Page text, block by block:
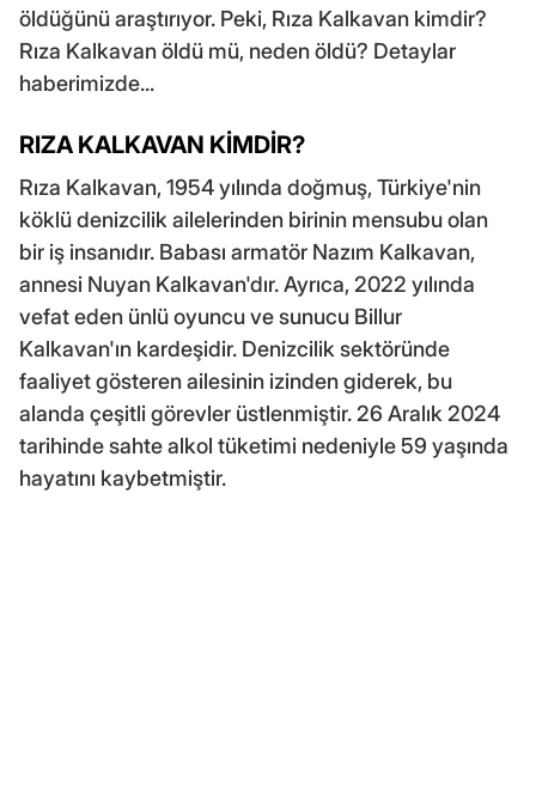
öldüğünü araştırıyor. Peki, Rıza Kalkavan kimdir?
Rıza Kalkavan öldü mü, neden öldü? Detaylar
haberimizde...
RIZA KALKAVAN KİMDİR?
Rıza Kalkavan, 1954 yılında doğmuş, Türkiye'nin
köklü denizcilik ailelerinden birinin mensubu olan
bir iş insanıdır. Babası armatör Nazım Kalkavan,
annesi Nuyan Kalkavan'dır. Ayrıca, 2022 yılında
vefat eden ünlü oyuncu ve sunucu Billur
Kalkavan'ın kardeşidir. Denizcilik sektöründe
faaliyet gösteren ailesinin izinden giderek, bu
alanda çeşitli görevler üstlenmiştir. 26 Aralık 2024
tarihinde sahte alkol tüketimi nedeniyle 59 yaşında
hayatını kaybetmiştir.